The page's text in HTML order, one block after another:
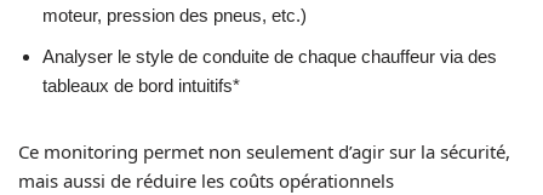
moteur, pression des pneus, etc.)
Analyser le style de conduite de chaque chauffeur via des
tableaux de bord intuitifs*
Ce monitoring permet non seulement d’agir sur la sécurité,
mais aussi de réduire les coûts opérationnels